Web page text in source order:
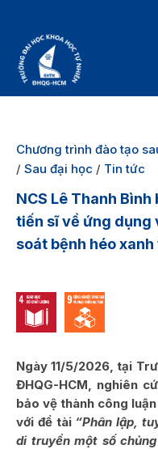
Chương trình đào tạo
/ Sau đại học / Tin tức
NCS Lê Thanh
tiến sĩ về ứng dụng
soát bệnh héo
Ngày 11/5/2026, tại
ĐHQG-HCM, nghiên
bảo vệ thành công
với đề tài “Phân lập,
di truyền một số